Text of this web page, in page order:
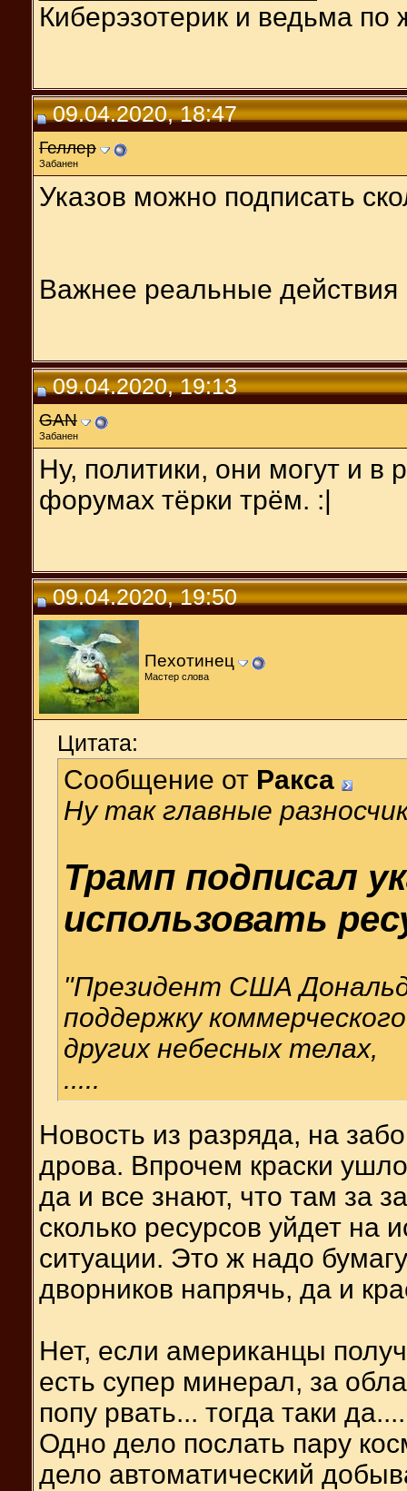
Киберэзотерик и ведьма по
09.04.2020, 18:47
Геллер
Забанен
Указов можно подписать
Важнее реальные действия
09.04.2020, 19:13
GAN
Забанен
Ну, политики, они могут и в
форумах тёрки трём. :|
09.04.2020, 19:50
Пехотинец
Мастер слова
Цитата:
Сообщение от Ракса
Ну так главные
Трамп подписал
использовать
"Президент США Дональд
поддержку
других небесных телах,
.....
Новость из разряда, на
дрова. Впрочем краски
да и все знают, что там за
сколько ресурсов уйдет на
ситуации. Это ж надо
дворников напрячь, да и
Нет, если американцы
есть супер минерал, за
попу рвать... тогда таки
Одно дело послать пару
дело автоматический